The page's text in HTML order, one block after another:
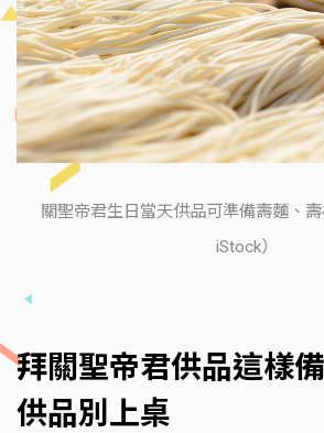
關聖帝君生日當天供品可準備壽麵、
iStock）
拜關聖帝君供品這樣
供品別上桌